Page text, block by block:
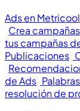
Ads en Metricool
Crea
tus campañas
Publicaciones
de Ads
resolución de